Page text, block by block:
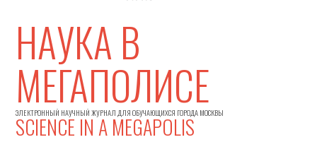
НАУКА В
МЕГАПОЛИСЕ
ЭЛЕКТРОННЫЙ НАУЧНЫЙ ЖУРНАЛ ДЛЯ ОБУЧАЮЩИХСЯ ГОРОДА МОСКВЫ
SCIENCE IN A MEGAPOLIS